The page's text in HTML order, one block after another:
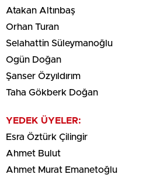
Atakan Altınbaş
Orhan Turan
Selahattin Süleymanoğlu
Ogün Doğan
Şanser Özyıldırım
Taha Gökberk Doğan
YEDEK ÜYELER:
Esra Öztürk Çilingir
Ahmet Bulut
Ahmet Murat Emanetoğlu